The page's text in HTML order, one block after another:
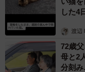
した4
渡辺
72歳
母と2
分刻